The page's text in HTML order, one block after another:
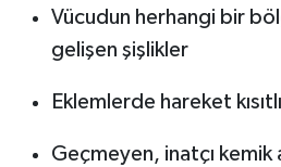
Vücudun herhangi bir
gelişen şişlikler
Eklemlerde hareket
Geçmeyen, inatçı kemik